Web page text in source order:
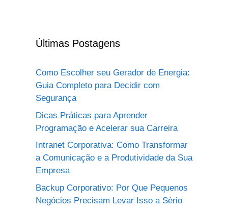
Últimas Postagens
Como Escolher seu Gerador de Energia:
Guia Completo para Decidir com
Segurança
Dicas Práticas para Aprender
Programação e Acelerar sua Carreira
Intranet Corporativa: Como Transformar
a Comunicação e a Produtividade da Sua
Empresa
Backup Corporativo: Por Que Pequenos
Negócios Precisam Levar Isso a Sério